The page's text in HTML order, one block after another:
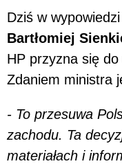
Dziś w
Bartłomiej
HP przyzna się do
Zdaniem ministra
- To przesuwa
zachodu. Ta
materiałach i